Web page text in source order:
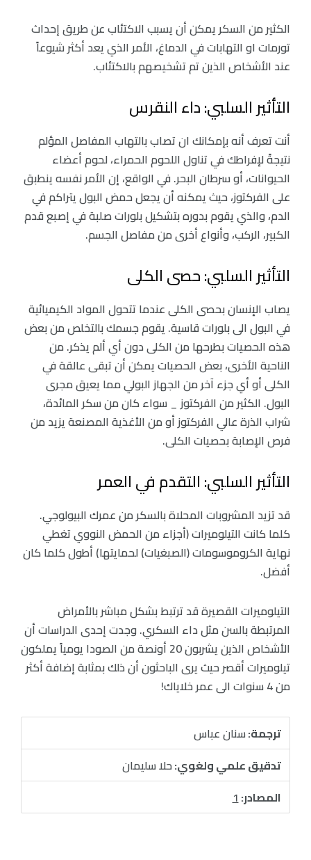
الكثير من السكر يمكن أن يسبب الاكتئاب عن طريق إحداث
تورمات او التهابات في الدماغ، الأمر الذي يعد أكثر شيوعاً
عند الأشخاص الذين تم تشخيصهم بالاكتئاب.
التأثير السلبي: داء النقرس
أنت تعرف أنه بإمكانك ان تصاب بالتهاب المفاصل المؤلم
نتيجةً لإفراطك في تناول اللحوم الحمراء، لحوم أعضاء
الحيوانات، أو سرطان البحر. في الواقع، إن الأمر نفسه ينطبق
على الفركتوز، حيث يمكنه أن يجعل حمض البول يتراكم في
الدم، والذي يقوم بدوره بتشكيل بلورات صلبة في إصبع قدم
الكبير، الركب، وأنواع أخرى من مفاصل الجسم.
التأثير السلبي: حصى الكلى
يصاب الإنسان بحصى الكلى عندما تتحول المواد الكيميائية
في البول الى بلورات قاسية. يقوم جسمك بالتخلص من بعض
هذه الحصيات بطرحها من الكلى دون أي ألم يذكر. من
الناحية الأخرى، بعض الحصيات يمكن أن تبقى عالقة في
الكلى أو أي جزء آخر من الجهاز البولي مما يعيق مجرى
البول. الكثير من الفركتوز _ سواء كان من سكر المائدة،
شراب الذرة عالي الفركتوز أو من الأغذية المصنعة يزيد من
فرص الإصابة بحصيات الكلى.
التأثير السلبي: التقدم في العمر
قد تزيد المشروبات المحلاة بالسكر من عمرك البيولوجي.
كلما كانت التيلوميرات (أجزاء من الحمض النووي تغطي
نهاية الكروموسومات (الصبغيات) لحمايتها) أطول كلما كان
أفضل.
التيلوميرات القصيرة قد ترتبط بشكل مباشر بالأمراض
المرتبطة بالسن مثل داء السكري. وجدت إحدى الدراسات أن
الأشخاص الذين يشربون 20 أونصة من الصودا يومياً يملكون
تيلوميرات أقصر حيث يرى الباحثون أن ذلك بمثابة إضافة أكثر
من 4 سنوات الى عمر خلاياك!
ترجمة:سنان عباس
تدقيق علمي ولغوي:حلا سليمان
المصادر:1